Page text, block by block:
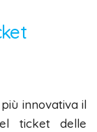
innovativa il
ticket delle